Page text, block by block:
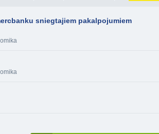
sniegtajiem pakalpojumiem